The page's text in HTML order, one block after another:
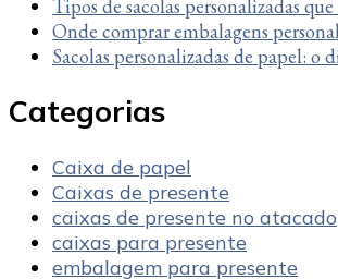
Tipos de sacolas personalizadas
Onde comprar embalagens
Sacolas personalizadas de papel:
Categorias
Caixa de papel
Caixas de presente
caixas de presente no atacado
caixas para presente
embalagem para presente